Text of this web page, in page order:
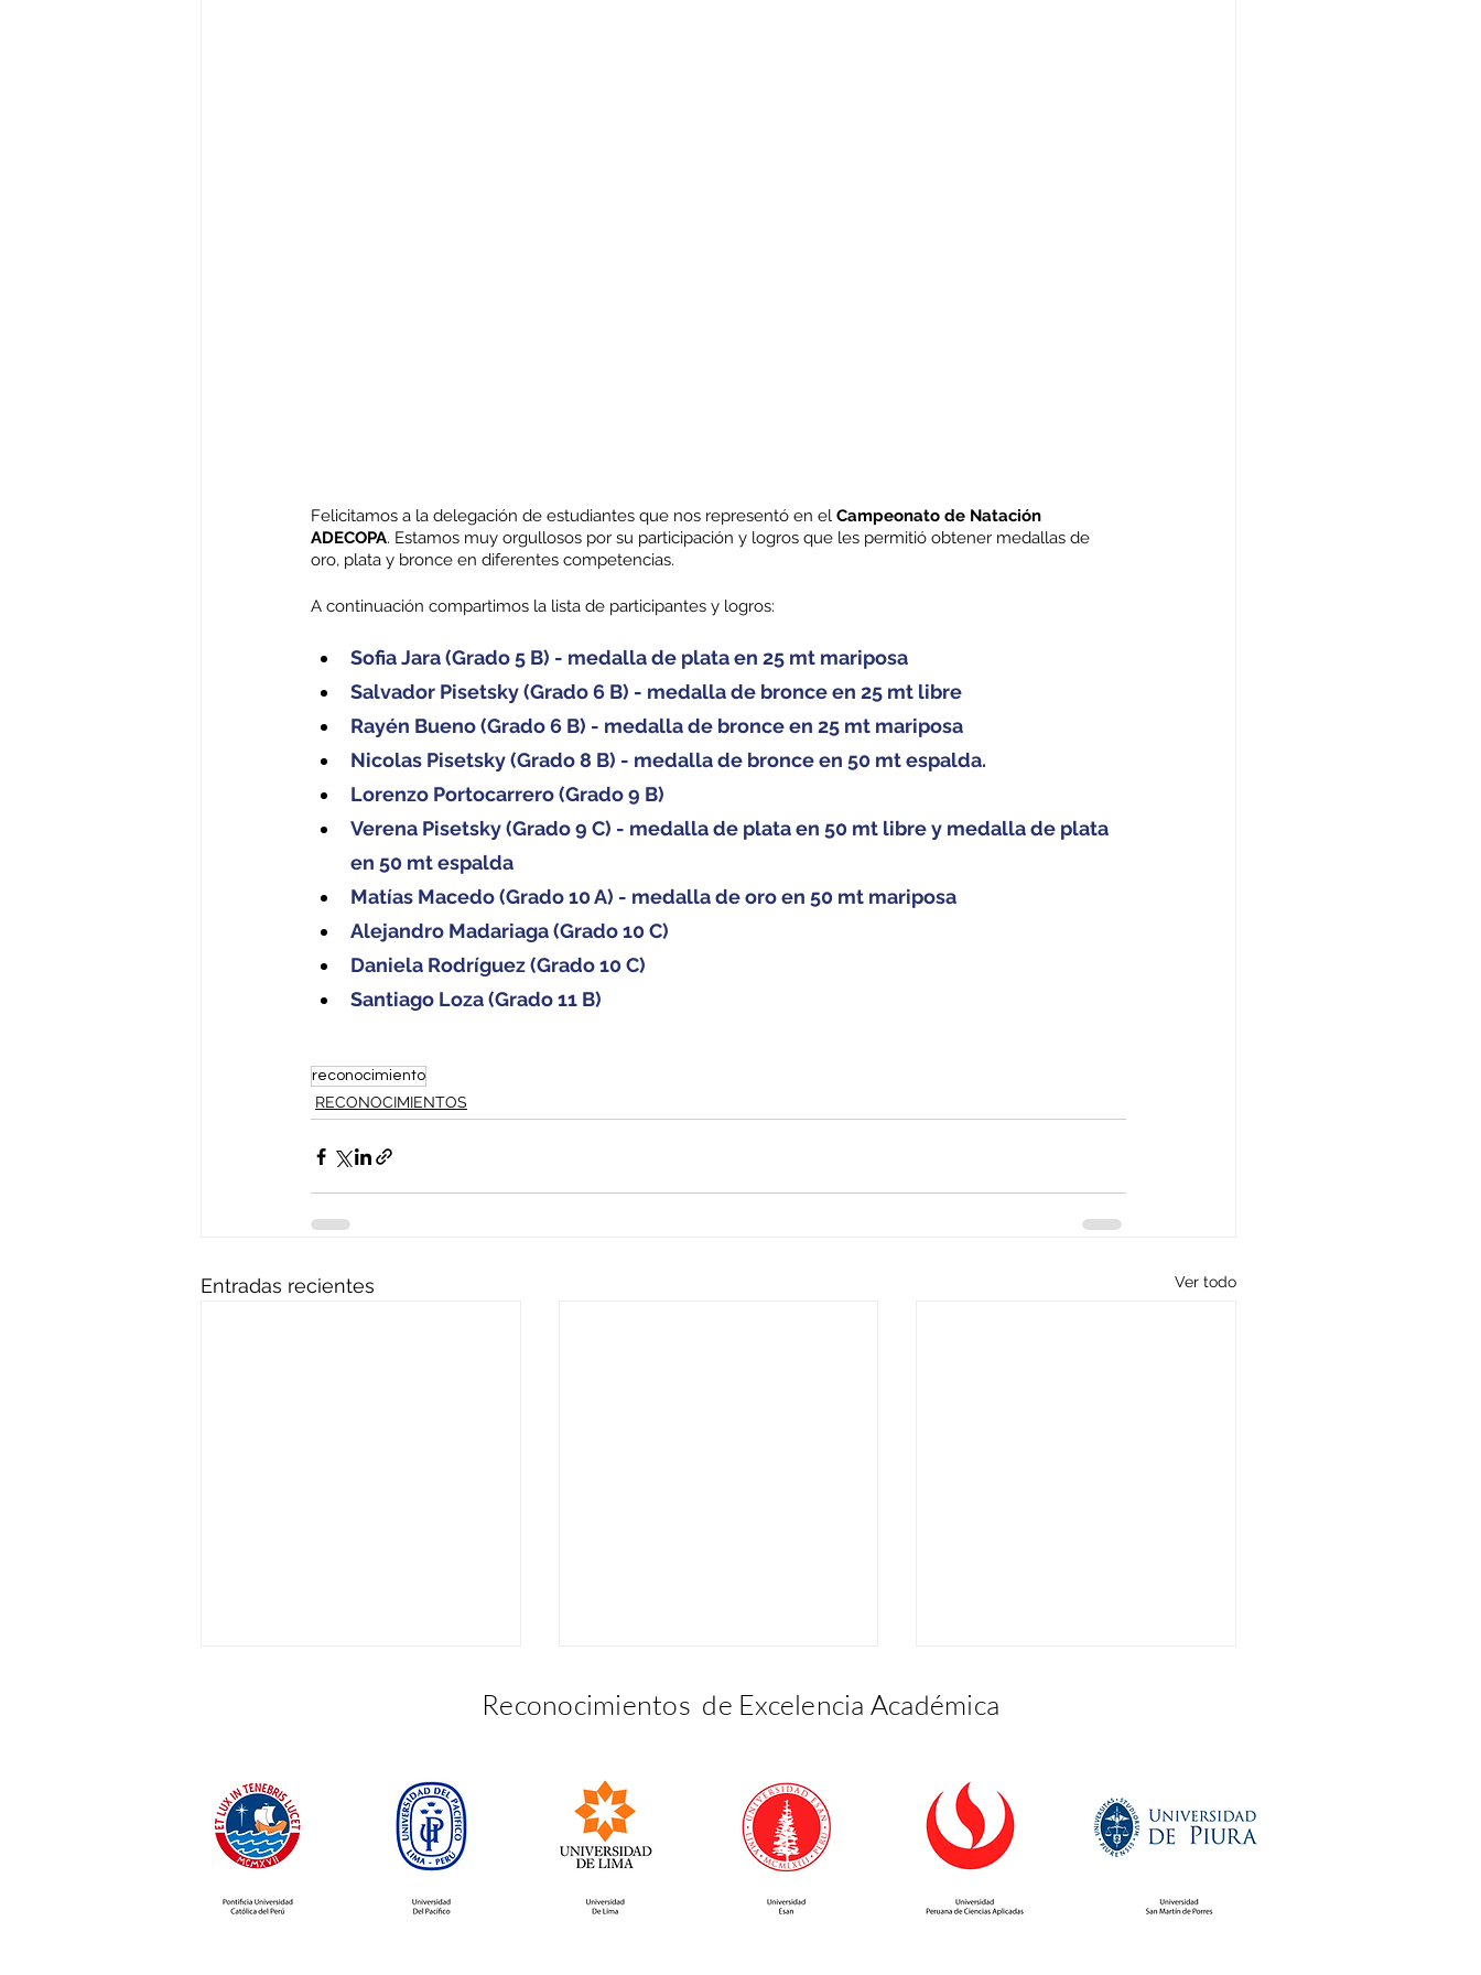
Felicitamos a la delegación de estudiantes que nos representó en el Campeonato de Natación
ADECOPA. Estamos muy orgullosos por su participación y logros que les permitió obtener medallas de
oro, plata y bronce en diferentes competencias.
A continuación compartimos la lista de participantes y logros:
Sofia Jara (Grado 5 B) - medalla de plata en 25 mt mariposa
Salvador Pisetsky (Grado 6 B) - medalla de bronce en 25 mt libre
Rayén Bueno (Grado 6 B) - medalla de bronce en 25 mt mariposa
Nicolas Pisetsky (Grado 8 B) - medalla de bronce en 50 mt espalda.
Lorenzo Portocarrero (Grado 9 B)
Verena Pisetsky (Grado 9 C) - medalla de plata en 50 mt libre y medalla de plata
en 50 mt espalda
Matías Macedo (Grado 10 A) - medalla de oro en 50 mt mariposa
Alejandro Madariaga (Grado 10 C)
Daniela Rodríguez (Grado 10 C)
Santiago Loza (Grado 11 B)
reconocimiento
RECONOCIMIENTOS
Entradas recientes Ver todo
¡Así vivimos nuestra
reconocimientos del I
Celebramos los
nuestros estudiantes en
Reconocimiento al
nuestros egresados
Reconocimientos de Excelencia Académica